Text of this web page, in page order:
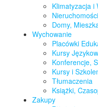
Klimatyzacja i
Domy,
Wychowanie
Placówki
Kursy
Konferencje,
Kursy i
Tłumaczenia
Książki,
Zakupy